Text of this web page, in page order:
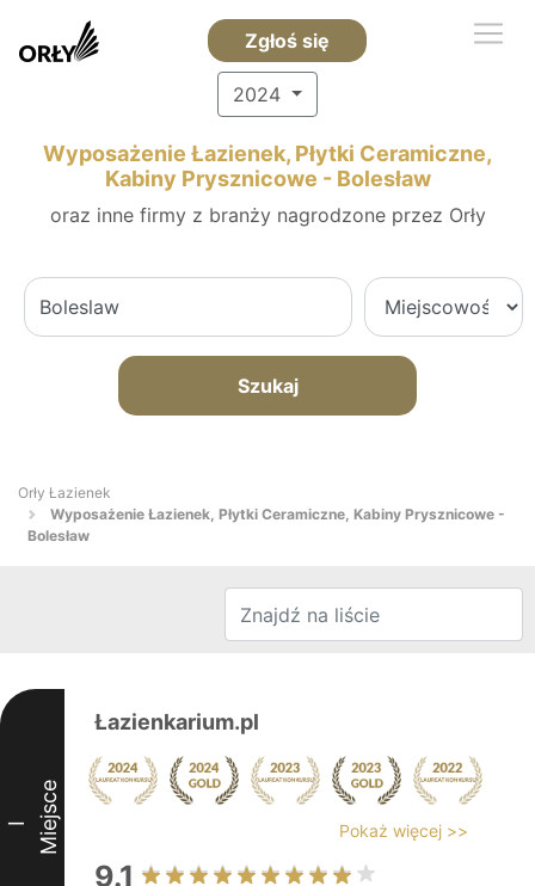
Zgłoś się
2024
Wyposażenie Łazienek, Płytki Ceramiczne,
Kabiny Prysznicowe - Bolesław
oraz inne firmy z branży nagrodzone przez Orły
Szukaj
Orły Łazienek
Wyposażenie Łazienek, Płytki Ceramiczne, Kabiny Prysznicowe -
Bolesław
I Miejsce
Łazienkarium.pl
Pokaż więcej >>
9.1